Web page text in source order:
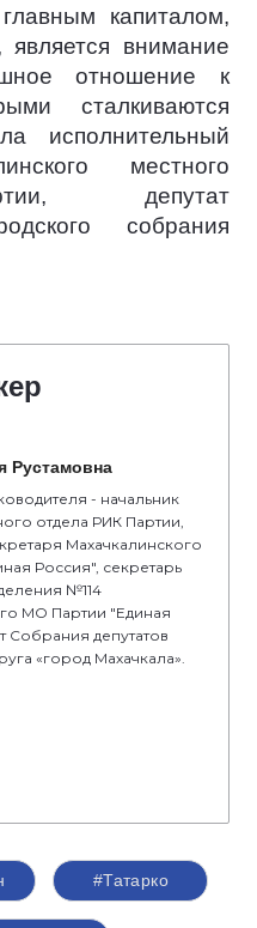
капиталом,
внимание
отношение к
сталкиваются
исполнительный
местного
депутат
собрания
Рустамовна
- начальник
отдела РИК Партии,
Махачкалинского
Россия", секретарь
№114
МО Партии "Единая
Собрания депутатов
«город Махачкала».
#Татарко